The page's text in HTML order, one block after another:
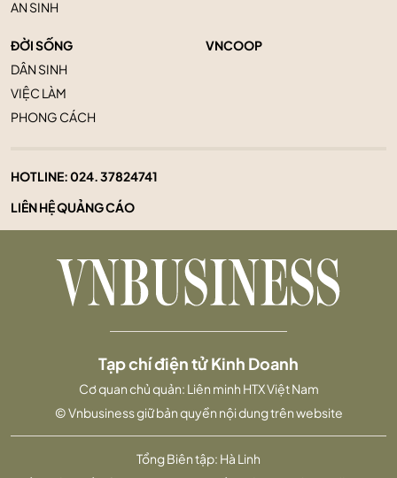
AN SINH
ĐỜI SỐNG
DÂN SINH
VIỆC LÀM
PHONG CÁCH
VNCOOP
HOTLINE:024. 37824741
LIÊN HỆ QUẢNG CÁO
Tổng Biên tập: Hà Linh
Tạp chí điện tử Kinh Doanh
Cơ quan chủ quản: Liên minh HTX Việt Nam
© Vnbusiness giữ bản quyền nội dung trên website